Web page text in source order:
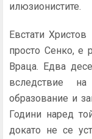
илюзионистите.
Евстати
просто Сенко, е
Враца. Едва
вследствие
образование и
Години наред
докато не се